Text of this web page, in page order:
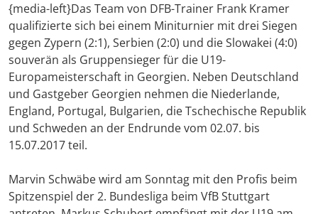
{media-left}Das Team von DFB-Trainer Frank Kramer
qualifizierte sich bei einem Miniturnier mit drei Siegen
gegen Zypern (2:1), Serbien (2:0) und die Slowakei (4:0)
souverän als Gruppensieger für die U19-
Europameisterschaft in Georgien. Neben Deutschland
und Gastgeber Georgien nehmen die Niederlande,
England, Portugal, Bulgarien, die Tschechische Republik
und Schweden an der Endrunde vom 02.07. bis
15.07.2017 teil.
Marvin Schwäbe wird am Sonntag mit den Profis beim
Spitzenspiel der 2. Bundesliga beim VfB Stuttgart